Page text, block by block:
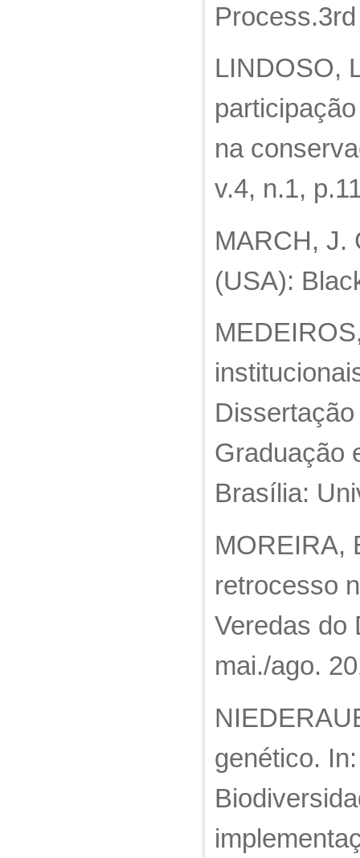
LINDOSO,
na
v.4, n.1,
MARCH, J.
(USA):
Graduação
Brasília:
MOREIRA,
retrocesso
Veredas do
mai./ago.
genético.